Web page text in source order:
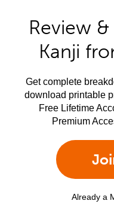
Review
Kanji
Get complete
download printable
Free Lifetime
Premium
Already a